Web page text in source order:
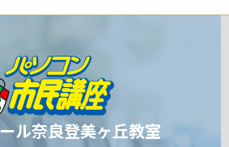
ル奈良登美ヶ丘教室